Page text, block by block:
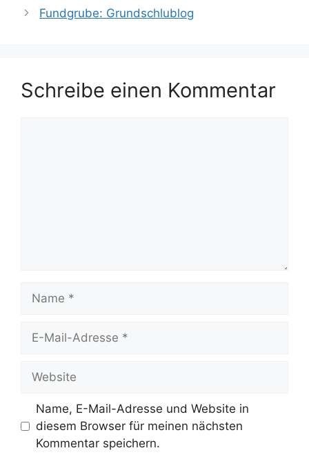
Fundgrube: Grundschlublog
Schreibe einen Kommentar
Mail-
Name, E-Mail-Adresse und Website in
diesem Browser für meinen nächsten
Kommentar speichern.